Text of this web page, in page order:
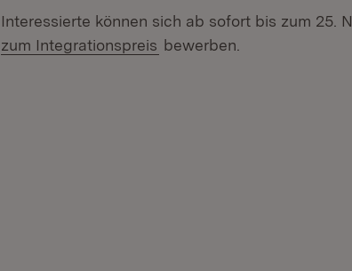
Interessierte können sich ab sofort bis zum 25.
zum Integrationspreis (Öffnet in neuem Fenster)
bewerben.